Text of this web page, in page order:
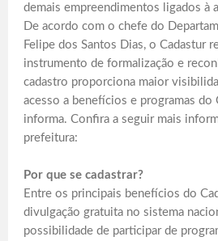
demais empreendimentos ligados à
De acordo com o chefe do
Felipe dos Santos Dias, o Cadastur
instrumento de formalização e
cadastro proporciona maior
acesso a benefícios e programas do
informa. Confira a seguir mais
prefeitura:
Por que se cadastrar?
Entre os principais benefícios do
divulgação gratuita no sistema
possibilidade de participar de